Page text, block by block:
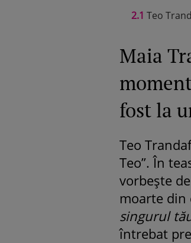
2.1 Teo
Maia
fost la
Teo
Teo”. În
vorbește
moarte din
singurul
întrebat